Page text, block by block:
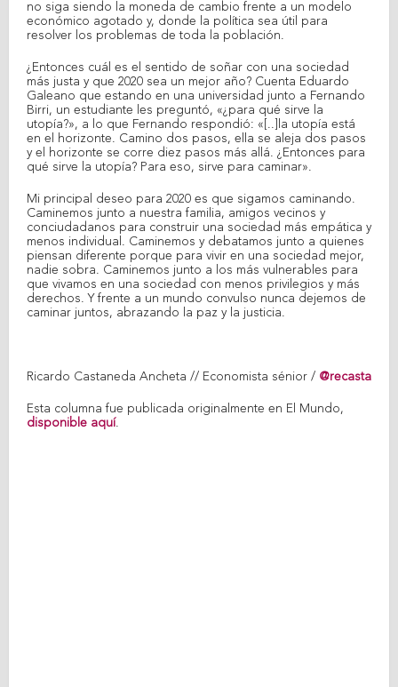
no siga siendo la moneda de cambio frente a un modelo
económico agotado y, donde la política sea útil para
resolver los problemas de toda la población.
¿Entonces cuál es el sentido de soñar con una sociedad
más justa y que 2020 sea un mejor año? Cuenta Eduardo
Galeano que estando en una universidad junto a Fernando
Birri, un estudiante les preguntó, «¿para qué sirve la
utopía?», a lo que Fernando respondió: «[..]la utopía está
en el horizonte. Camino dos pasos, ella se aleja dos pasos
y el horizonte se corre diez pasos más allá. ¿Entonces para
qué sirve la utopía? Para eso, sirve para caminar».
Mi principal deseo para 2020 es que sigamos caminando.
Caminemos junto a nuestra familia, amigos vecinos y
conciudadanos para construir una sociedad más empática y
menos individual. Caminemos y debatamos junto a quienes
piensan diferente porque para vivir en una sociedad mejor,
nadie sobra. Caminemos junto a los más vulnerables para
que vivamos en una sociedad con menos privilegios y más
derechos. Y frente a un mundo convulso nunca dejemos de
caminar juntos, abrazando la paz y la justicia.
Ricardo Castaneda Ancheta // Economista sénior / @recasta
Esta columna fue publicada originalmente en El Mundo,
disponible aquí.